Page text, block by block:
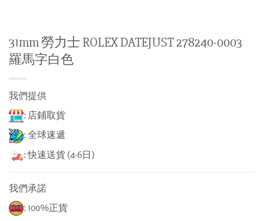
31mm 勞力士 ROLEX DATEJUST 278240-0003
羅馬字白色
我們提供
: 店鋪取貨
: 全球速遞
: 快速送貨 (4-6日)
我們承諾
: 100%正貨